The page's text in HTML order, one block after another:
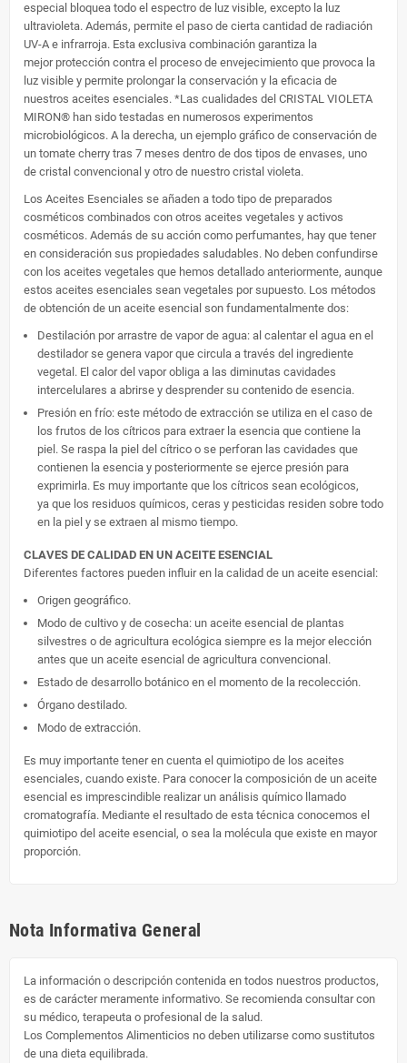
especial bloquea todo el espectro de luz visible, excepto la luz
ultravioleta. Además, permite el paso de cierta cantidad de radiación
UV-A e infrarroja. Esta exclusiva combinación garantiza la
mejor protección contra el proceso de envejecimiento que provoca la
luz visible y permite prolongar la conservación y la eficacia de
nuestros aceites esenciales. *Las cualidades del CRISTAL VIOLETA
MIRON® han sido testadas en numerosos experimentos
microbiológicos. A la derecha, un ejemplo gráfico de conservación de
un tomate cherry tras 7 meses dentro de dos tipos de envases, uno
de cristal convencional y otro de nuestro cristal violeta.
Los Aceites Esenciales se añaden a todo tipo de preparados
cosméticos combinados con otros aceites vegetales y activos
cosméticos. Además de su acción como perfumantes, hay que tener
en consideración sus propiedades saludables. No deben confundirse
con los aceites vegetales que hemos detallado anteriormente, aunque
estos aceites esenciales sean vegetales por supuesto. Los métodos
de obtención de un aceite esencial son fundamentalmente dos:
Destilación por arrastre de vapor de agua: al calentar el agua en el
destilador se genera vapor que circula a través del ingrediente
vegetal. El calor del vapor obliga a las diminutas cavidades
intercelulares a abrirse y desprender su contenido de esencia.
Presión en frío: este método de extracción se utiliza en el caso de
los frutos de los cítricos para extraer la esencia que contiene la
piel. Se raspa la piel del cítrico o se perforan las cavidades que
contienen la esencia y posteriormente se ejerce presión para
exprimirla. Es muy importante que los cítricos sean ecológicos,
ya que los residuos químicos, ceras y pesticidas residen sobre todo
en la piel y se extraen al mismo tiempo.
CLAVES DE CALIDAD EN UN ACEITE ESENCIAL
Diferentes factores pueden influir en la calidad de un aceite esencial:
Origen geográfico.
Modo de cultivo y de cosecha: un aceite esencial de plantas
silvestres o de agricultura ecológica siempre es la mejor elección
antes que un aceite esencial de agricultura convencional.
Estado de desarrollo botánico en el momento de la recolección.
Órgano destilado.
Modo de extracción.
Es muy importante tener en cuenta el quimiotipo de los aceites
esenciales, cuando existe. Para conocer la composición de un aceite
esencial es imprescindible realizar un análisis químico llamado
cromatografía. Mediante el resultado de esta técnica conocemos el
quimiotipo del aceite esencial, o sea la molécula que existe en mayor
proporción.
Nota Informativa General
La información o descripción contenida en todos nuestros productos,
es de carácter meramente informativo. Se recomienda consultar con
su médico, terapeuta o profesional de la salud.
Los Complementos Alimenticios no deben utilizarse como sustitutos
de una dieta equilibrada.